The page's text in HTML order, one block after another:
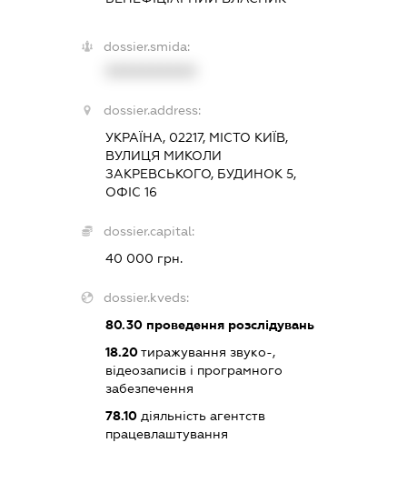
dossier.smida:
dossier.address:
УКРАЇНА, 02217, МІСТО КИЇВ,
ВУЛИЦЯ МИКОЛИ
ЗАКРЕВСЬКОГО, БУДИНОК 5,
ОФІС 16
dossier.capital:
40 000 грн.
dossier.kveds:
80.30проведення розслідувань
18.20тиражування звуко-,
відеозаписів і програмного
забезпечення
78.10діяльність агентств
працевлаштування